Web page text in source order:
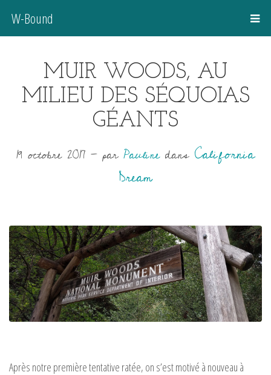
W-Bound
MUIR WOODS, AU
MILIEU DES SÉQUOIAS
GÉANTS
19 octobre 2017 -parPaulinedans California
Dream
Après notre première tentative ratée, on s’est motivé à nouveau à